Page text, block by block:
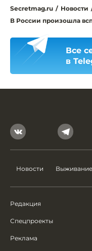
Secretmag.ru / Новости
В России произошла
Все
в
Новости Выживание
Редакция
Спецпроекты
Реклама